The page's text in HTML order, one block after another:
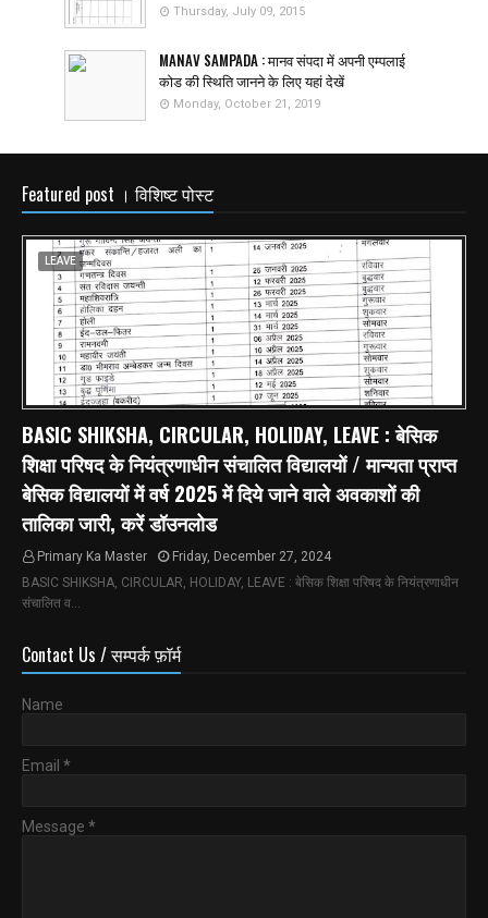
Thursday, July 09, 2015
MANAV SAMPADA : मानव संपदा में अपनी एम्पलाई
कोड की स्थिति जानने के लिए यहां देखें
Monday, October 21, 2019
Featured post । विशिष्ट पोस्ट
LEAVE
BASIC SHIKSHA, CIRCULAR, HOLIDAY, LEAVE : बेसिक
शिक्षा परिषद के नियंत्रणाधीन संचालित विद्यालयों / मान्यता प्राप्त
बेसिक विद्यालयों में वर्ष 2025 में दिये जाने वाले अवकाशों की
तालिका जारी, करें डॉउनलोड
Primary Ka Master
Friday, December 27, 2024
BASIC SHIKSHA, CIRCULAR, HOLIDAY, LEAVE : बेसिक शिक्षा परिषद के नियंत्रणाधीन
संचालित व…
Contact Us / सम्पर्क फ़ॉर्म
Name
Email *
Message *